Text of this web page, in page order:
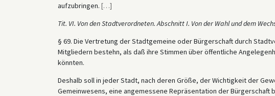
aufzubringen. […]
Tit. VI. Von den Stadtverordneten.Abschnitt I. Von der Wahl und dem
§ 69. Die Vertretung der Stadtgemeine oder Bürgerschaft durch
Mitgliedern bestehn, als daß ihre Stimmen über öffentliche
könnten.
Deshalb soll in jeder Stadt, nach deren Größe, der Wichtigkeit der
Gemeinwesens, eine angemessene Repräsentation der Bürgerschaft